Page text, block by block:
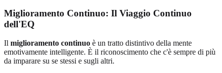
Miglioramento Continuo: Il Viaggio Continuo
dell'EQ
Il miglioramento continuo è un tratto distintivo della mente
emotivamente intelligente. È il riconoscimento che c'è sempre di più
da imparare su se stessi e sugli altri.